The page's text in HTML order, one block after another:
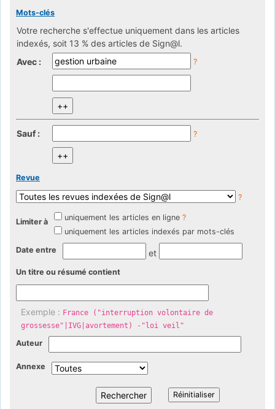
Mots-clés
Votre recherche s'effectue uniquement dans les articles
indexés, soit 13 % des articles de Sign@l.
Avec :
?
Sauf : ?
Revue
?
Limiter à uniquement les articles en ligne ?
uniquement les articles indexés par mots-clés
Date entre et
Un titre ou résumé contient
Exemple : France ("interruption volontaire de
grossesse"|IVG|avortement) -"loi veil"
Auteur
Annexe